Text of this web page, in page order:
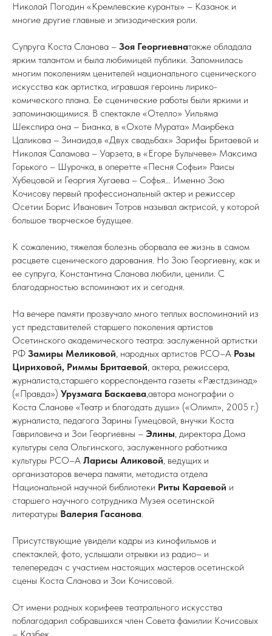
Николай Погодин «Кремлевские куранты» – Казанок и
многие другие главные и эпизодическия роли.
Супруга Коста Сланова – Зоя Георгиевнатакже обладала
ярким талантом и была любимицей публики. Запомнилась
многим поколениям ценителей национального сценического
искусства как артистка, игравшая героинь лирико-
комического плана. Ее сценические работы были яркими и
запоминающимися. В спектакле «Отелло» Уильяма
Шекспира она – Бианка, в «Охоте Мурата» Маирбека
Цаликова – Зинаида,в «Двух свадьбах» Зарифы Бритаевой и
Николая Саламова – Уарзета, в «Егоре Булычеве» Максима
Горького – Шурочка, в оперетте «Песня Софьи» Раисы
Хубецовой и Георгия Хугаева – Софья… Именно Зою
Кочисову первый профессиональный актер и режиссер
Осетии Борис Иванович Тотров называл актрисой, у которой
большое творческое будущее.
К сожалению, тяжелая болезнь оборвала ее жизнь в самом
расцвете сценического дарования. Но Зою Георгиевну, как и
ее супруга, Константина Сланова любили, ценили. С
благодарностью вспоминают их и сегодня.
На вечере памяти прозвучало много теплых воспоминаний из
уст представителей старшего поколения артистов
Осетинского академического театра: заслуженной артистки
РФ Замиры Меликовой, народных артистов РСО–А Розы
Цириховой, Риммы Бритаевой, актера, режиссера,
журналиста,старшего корреспондента газеты «Рæстдзинад»
(«Правда») Урузмага Баскаева,автора монографии о
Коста Сланове «Театр и благодать души» («Олимп», 2005 г.)
журналиста, педагога Зарины Гумецовой, внучки Коста
Гавриловича и Зои Георгиевны – Элины, директора Дома
культуры села Ольгинского, заслуженного работника
культуры РСО–А Ларисы Аликовой, ведущих и
организаторов вечера памяти, методиста отдела
Национальной научной библиотеки Риты Караевой и
старшего научного сотрудника Музея осетинской
литературы Валерия Гасанова.
Присутствующие увидели кадры из кинофильмов и
спектаклей, фото, услышали отрывки из радио– и
телепередач с участием настоящих мастеров осетинской
сцены Коста Сланова и Зои Кочисовой.
От имени родных корифеев театрального искусства
поблагодарил собравшихся член Совета фамилии Кочисовых